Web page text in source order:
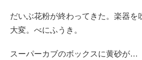
だいぶ花粉が終わってきた。楽器を
大変。べにふうき。
スーパーカブのボックスに黄砂が…